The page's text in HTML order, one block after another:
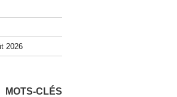
2026
MOTS-CLÉS